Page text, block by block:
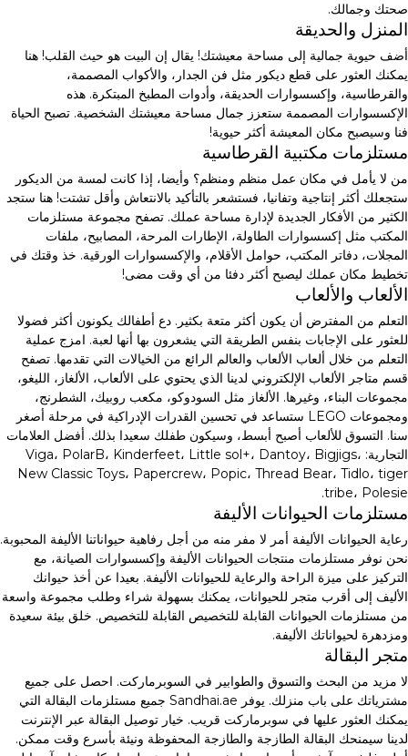
صحتك وجمالك.
المنزل والحديقة
أضف حيوية جمالية إلى مساحة معيشتك! يقال إن البيت هو حيث القلب! هنا
يمكنك العثور على قطع ديكور مثل فن الجدار، والأكواب المصممة،
والقرطاسية، وإكسسوارات الحديقة، وأدوات المطبخ المبتكرة. هذه
الإكسسوارات المصممة ستعزز جمال مساحة معيشتك الشخصية. تصبح الحياة
فنا وسيصبح مكان المعيشة أكثر حيوية!
مستلزمات مكتبية القرطاسية
من لا يأمل في مكان عمل منظم ومنظم؟ وأيضا، إذا كانت لمسة من الديكور
ستجعلك أكثر إنتاجية وتفانيا، فستشعر بالتأكيد بالانتعاش وأقل تشتت! هنا ستجد
الكثير من الأفكار الجديدة لإدارة مساحة عملك. تصفح مجموعة مستلزمات
المكتب مثل إكسسوارات الطاولة، الإطارات المرحة، المصابيح، ملفات
المجلات، دفاتر المكتب، حوامل الأقلام، والإكسسوارات الورقية. خذ وقتك في
تخطيط مكان عملك ليصبح أكثر دفئا من أي وقت مضى!
الألعاب والألعاب
التعلم من المفترض أن يكون أكثر متعة بكثير. دع أطفالك يكونون أكثر فضولا
للعثور على الإجابات بنفس الطريقة التي يشعرون بها أنها لعبة. امزج عملية
التعلم من خلال ألعاب الألعاب والعالم الرائع من الخيالات التي تقدمها. تصفح
قسم متاجر الألعاب الإلكتروني لدينا الذي يحتوي على الألعاب، الألغاز، الليغو،
مجموعات البناء، وغيرها. الألغاز مثل السودوكو، مكعب روبيك، الشطرنج،
ومجموعات LEGO ستساعد في تحسين القدرات الإدراكية في مرحلة أصغر
سنا. التسوق للألعاب أصبح أبسط، وسيكون طفلك سعيدا بذلك. أفضل العلامات
التجارية: Viga، PolarB، Kinderfeet، Little sol+، Dantoy، Bigjigs،
New Classic Toys، Papercrew، Popic، Thread Bear، Tidlo، tiger
tribe، Polesie.
مستلزمات الحيوانات الأليفة
رعاية الحيوانات الأليفة أمر لا مفر منه من أجل رفاهية حيواناتنا الأليفة المحبوبة.
نحن نوفر مستلزمات منتجات الحيوانات الأليفة وإكسسوارات الصيانة، مع
التركيز على ميزة الراحة والرعاية للحيوانات الأليفة. بعيدا عن أخذ حيوانك
الأليف إلى أقرب متجر للحيوانات، يمكنك بسهولة شراء وطلب مجموعة واسعة
من مستلزمات الحيوانات القابلة للتخصيص القابلة للتخصيص. خلق بيئة سعيدة
ومزدهرة لحيواناتك الأليفة.
متجر البقالة
لا مزيد من البحث والتسوق والطوابير في السوبرماركت. احصل على جميع
مشترياتك على باب منزلك. يوفر Sandhai.ae جميع مستلزمات البقالة التي
يمكنك العثور عليها في سوبرماركت قريب. خيار توصيل البقالة عبر الإنترنت
لدينا سيمنحك البقالة الطازجة والطازجة المحفوظة ونيئة بأسرع وقت ممكن.